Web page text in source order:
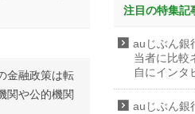
金融政策は転
関や公的機関
注目の特集記
auじぶん銀
当者に比較
自にインタ
auじぶん銀